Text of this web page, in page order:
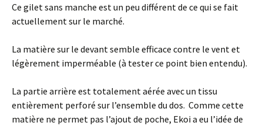
Ce gilet sans manche est un peu différent de ce qui se fait
actuellement sur le marché.
La matière sur le devant semble efficace contre le vent et
légèrement imperméable (à tester ce point bien entendu).
La partie arrière est totalement aérée avec un tissu
entièrement perforé sur l’ensemble du dos. Comme cette
matière ne permet pas l’ajout de poche, Ekoi a eu l’idée de